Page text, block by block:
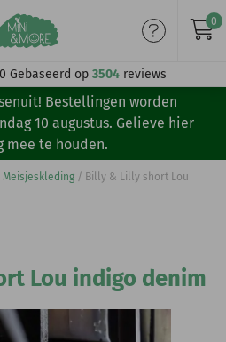
Gebaseerd op 3504 reviews
0
Volg ons:
Bestellingen worden
10 augustus. Gelieve hier
mee te houden.
Meisjeskleding / Billy & Lilly short Lou
Lou indigo denim